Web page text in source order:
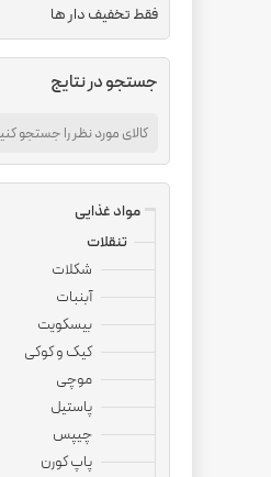
فقط تخفیف دار ها
جستجو در نتایج
مواد غذایی
تنقلات
شکلات
آبنبات
بیسکویت
کیک و کوکی
موچی
پاستیل
چیپس
پاپ کورن